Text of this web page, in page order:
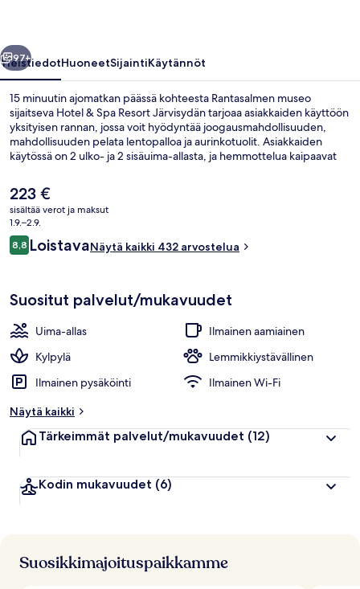
Seuraava
97+
YleistiedotHuoneetSijaintiKäytännöt
15 minuutin ajomatkan päässä kohteesta Rantasalmen museo
sijaitseva Hotel & Spa Resort Järvisydän tarjoaa asiakkaiden käyttöön
yksityisen rannan, jossa voit hyödyntää joogausmahdollisuuden,
mahdollisuuden pelata lentopalloa ja aurinkotuolit. Asiakkaiden
käytössä on 2 ulko- ja 2 sisäuima-allasta, ja hemmottelua kaipaavat
kuumakivihieronta- ja käsi- ja jalkahoidoista. Ravintola Piikatytto -
ravintolan erikoisuuksiin kuuluu paikallinen keittiö, ja
baarista/loungesta saat kylmiä juomia. Tämän luksusluokan
lomakeskuksen muihin palveluihin kuuluu satama, allasbaari ja sauna.
Nykyinen
hinta
on
223 €
223 €
sisältää verot ja maksut
1.9.–2.9.
Arvostelut
8,88,8 kautta 10.
LoistavaNäytä kaikki 432 arvostelua
Suositut palvelut/mukavuudet
Uima-allas
Ilmainen aamiainen
Kylpylä
Lemmikkiystävällinen
Ilmainen pysäköinti
Ilmainen Wi-Fi
Näytä kaikki
Tärkeimmät palvelut/mukavuudet (12)
Kodin mukavuudet (6)
Suosikkimajoituspaikkamme